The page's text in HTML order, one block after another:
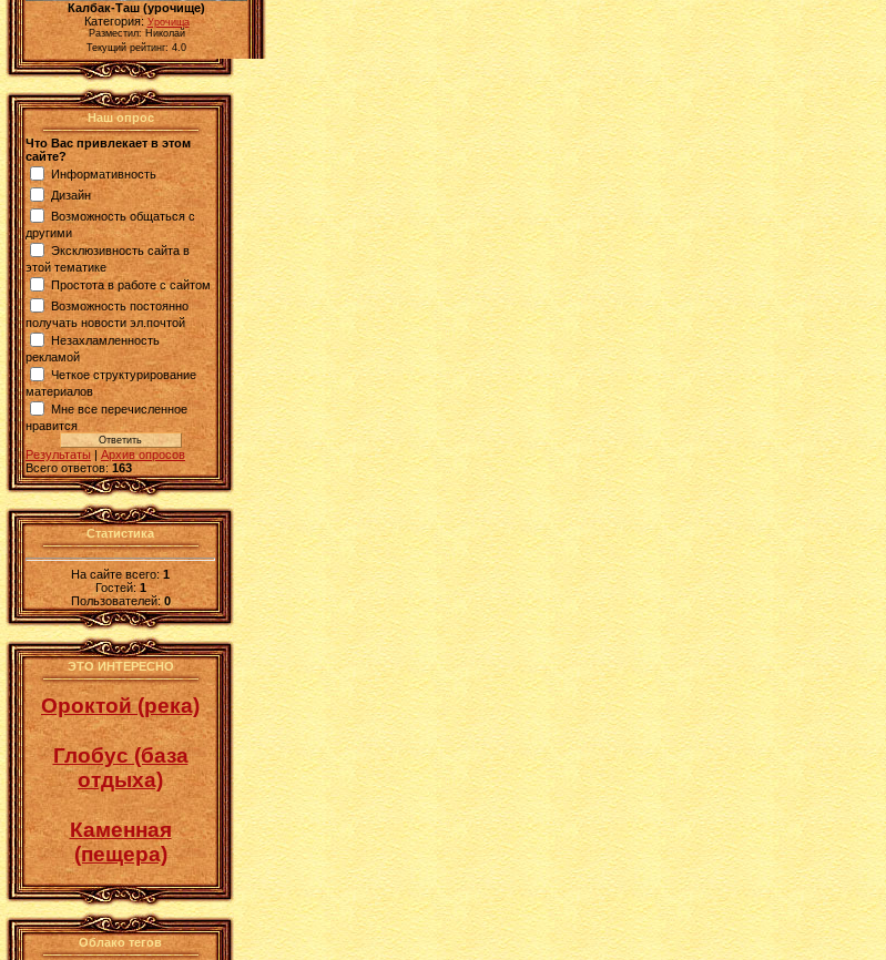
Калбак-Таш (урочище)
Категория: Урочища
Разместил: Николай
Текущий рейтинг: 4.0
Наш опрос
Что Вас привлекает в этом
сайте?
Информативность
Дизайн
Возможность общаться с
другими
Эксклюзивность сайта в
этой тематике
Простота в работе с сайтом
Возможность постоянно
получать новости эл.почтой
Незахламленность
рекламой
Четкое структурирование
материалов
Мне все перечисленное
нравится
Результаты | Архив опросов
Всего ответов: 163
Статистика
На сайте всего:1
Гостей:1
Пользователей: 0
ЭТО ИНТЕРЕСНО
Ороктой (река)
Глобус (база
отдыха)
Каменная
(пещера)
Облако тегов